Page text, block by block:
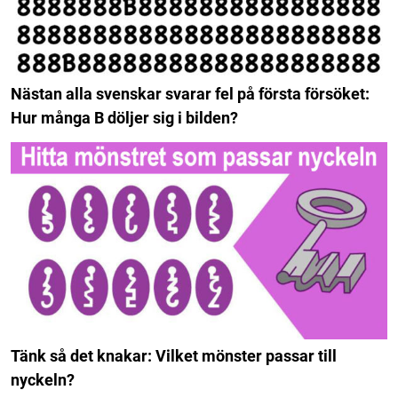
Nästan alla svenskar svarar fel på första försöket:
Hur många B döljer sig i bilden?
Tänk så det knakar: Vilket mönster passar till
nyckeln?